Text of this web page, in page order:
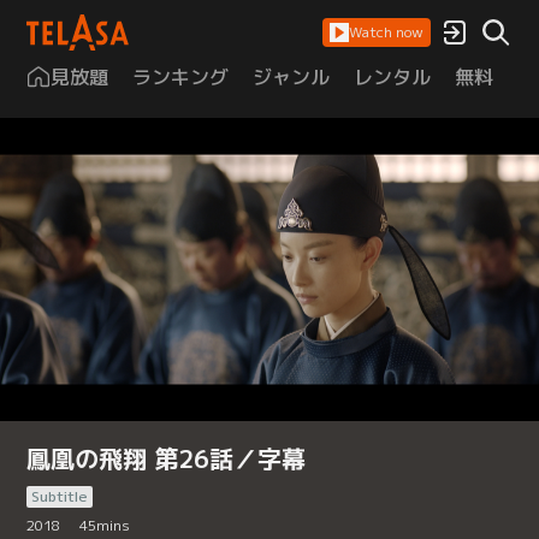
Watch now
見放題 ランキング ジャンル レンタル 無料
鳳凰の飛翔 第26話／字幕
Subtitle
2018
45mins